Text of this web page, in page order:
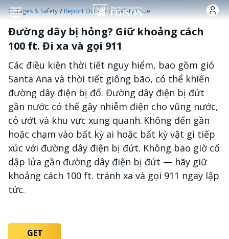
Nhảy đến nội dung
Outages & Safety /Report Outage or Safety Issue
Đường dây bị hỏng? Giữ khoảng cách
100 ft. Đi xa và gọi 911
Các điều kiện thời tiết nguy hiểm, bao gồm gió
Santa Ana và thời tiết giông bão, có thể khiến
đường dây điện bị đổ. Đường dây điện bị đứt
gần nước có thể gây nhiễm điện cho vũng nước,
cỏ ướt và khu vực xung quanh. Không đến gần
hoặc chạm vào bất kỳ ai hoặc bất kỳ vật gì tiếp
xúc với đường dây điện bị đứt. Không bao giờ cố
dập lửa gần đường dây điện bị đứt — hãy giữ
khoảng cách 100 ft. tránh xa và gọi 911 ngay lập
tức.​​
GET